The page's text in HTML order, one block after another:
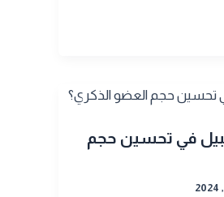
في تحسين حجم